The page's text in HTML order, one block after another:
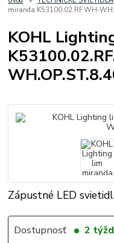
miranda K53100.02.RF.WH-
KOHL
Zápustné LED
Dostupnosť 2